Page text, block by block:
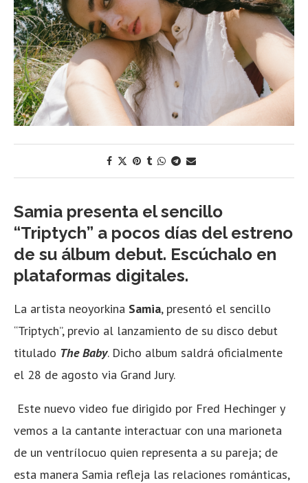
Samia presenta el sencillo
“Triptych” a pocos días del estreno
de su álbum debut. Escúchalo en
plataformas digitales.
La artista neoyorkina Samia, presentó el sencillo
“Triptych”, previo al lanzamiento de su disco debut
titulado The Baby. Dicho album saldrá oficialmente
el 28 de agosto via Grand Jury.
Este nuevo video fue dirigido por Fred Hechinger y
vemos a la cantante interactuar con una marioneta
de un ventrílocuo quien representa a su pareja; de
esta manera Samia refleja las relaciones románticas,